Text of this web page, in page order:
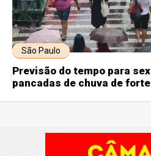
São Paulo
Previsão do tempo para
pancadas de chuva de